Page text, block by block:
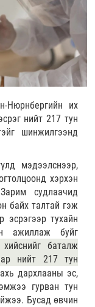
Нюрнбергийн их
нийт 217 тун
шинжилгээнд
мэдээлснээр,
хэрхэн
судлаачид
байх талтай гэж
эсрэгээр тухайн
ажиллаж буйг
баталж
нийт 217 тун
дархлааны эс,
гурван тун
Бусад өвчин